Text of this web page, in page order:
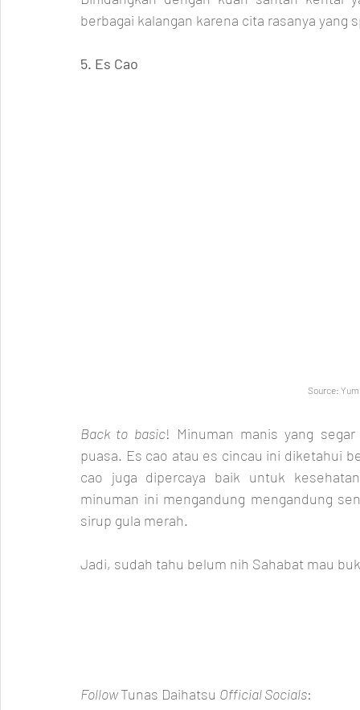
berbagai kalangan karena cita rasanya yang
5. Es Cao
Source:
Back to basic! Minuman manis yang
puasa. Es cao atau es cincau ini diketahui
cao juga dipercaya baik untuk
minuman ini mengandung mengandung
sirup gula merah.
Jadi, sudah tahu belum nih Sahabat mau
Follow Tunas Daihatsu Official Socials: